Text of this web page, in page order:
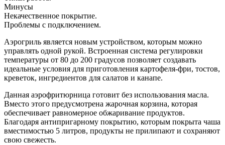
Минусы
Некачественное покрытие.
Проблемы с подключением.
Аэрогриль является новым устройством, которым можно
управлять одной рукой. Встроенная система регулировки
температуры от 80 до 200 градусов позволяет создавать
идеальные условия для приготовления картофеля-фри, тостов,
креветок, ингредиентов для салатов и канапе.
Данная аэрофритюрница готовит без использования масла.
Вместо этого предусмотрена жарочная корзина, которая
обеспечивает равномерное обжаривание продуктов.
Благодаря антипригарному покрытию, которым покрыта чаша
вместимостью 5 литров, продукты не прилипают и сохраняют
свою свежесть.